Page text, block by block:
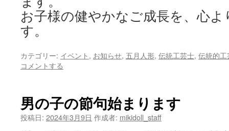
お子様の健やかなご成長を、心
す。
カテゴリー: イベント, お知らせ, 五月人形, 伝統工芸士, 伝統的工
コメントする
男の子の節句始まります
投稿日: 2024年3月9日 作成者: mikidoll_staff